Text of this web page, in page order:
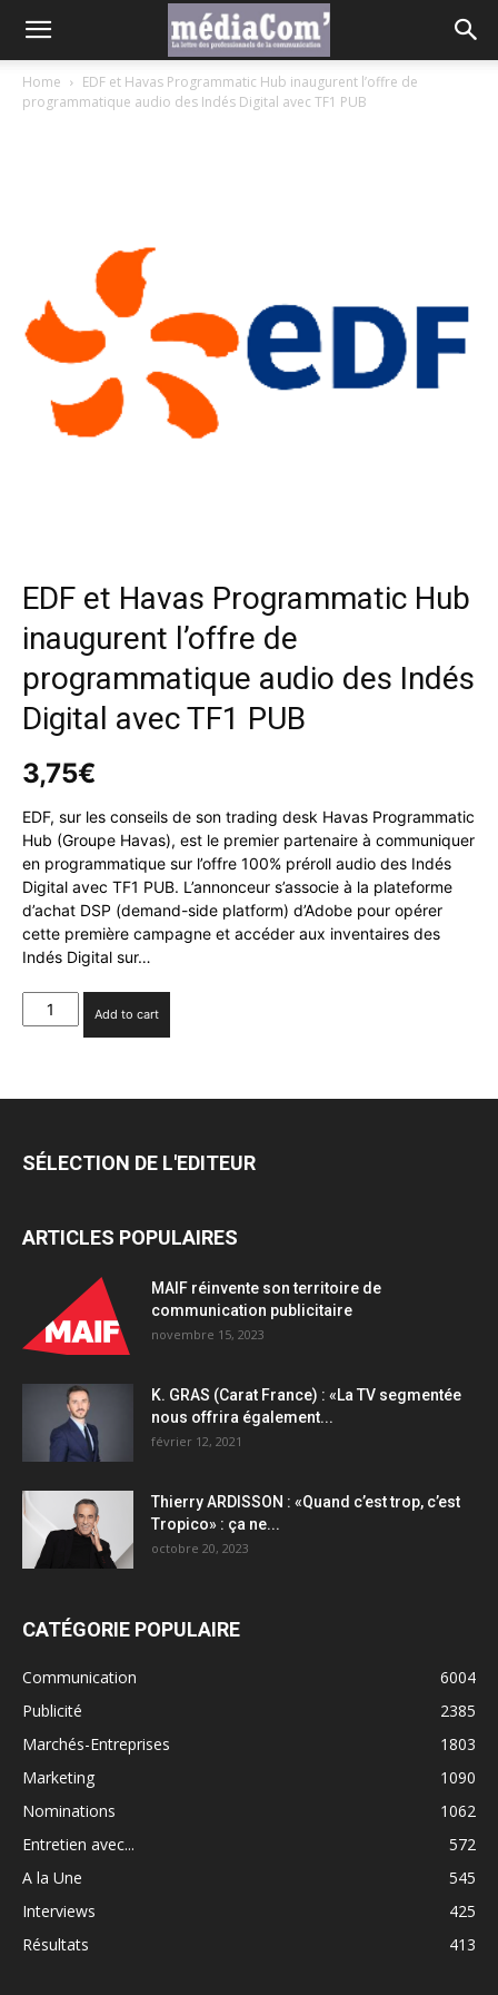
Home
EDF et Havas Programmatic Hub inaugurent l’offre de
programmatique audio des Indés Digital avec TF1 PUB
EDF et Havas Programmatic Hub
inaugurent l’offre de
programmatique audio des Indés
Digital avec TF1 PUB
3,75€
EDF, sur les conseils de son trading desk Havas Programmatic
Hub (Groupe Havas), est le premier partenaire à communiquer
en programmatique sur l’offre 100% préroll audio des Indés
Digital avec TF1 PUB. L’annonceur s’associe à la plateforme
d’achat DSP (demand-side platform) d’Adobe pour opérer
cette première campagne et accéder aux inventaires des
Indés Digital sur…
EDF
et
Hub
de
des
TF1
PUB
Add to cart
SÉLECTION DE L'EDITEUR
ARTICLES POPULAIRES
MAIF réinvente son territoire de
communication publicitaire
novembre 15, 2023
K. GRAS (Carat France) : «La TV segmentée
nous offrira également...
février 12, 2021
Thierry ARDISSON : «Quand c’est trop, c’est
Tropico» : ça ne...
octobre 20, 2023
CATÉGORIE POPULAIRE
Communication
6004
Publicité
2385
Marchés-Entreprises
1803
Marketing
1090
Nominations
1062
Entretien avec...
572
A la Une
545
Interviews
425
Résultats
413